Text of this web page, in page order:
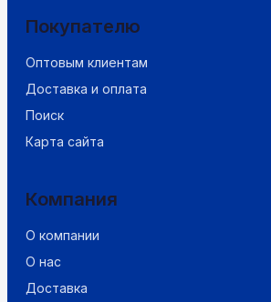
Покупателю
Оптовым клиентам
Доставка и оплата
Поиск
Карта сайта
Компания
О компании
О нас
Доставка